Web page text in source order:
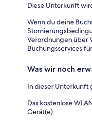
Diese Unterkunft
Wenn du deine
Verordnungen über
Buchungsservices
Was wir noch
In dieser Unterkunft
Das kostenlose
Gerät(e).